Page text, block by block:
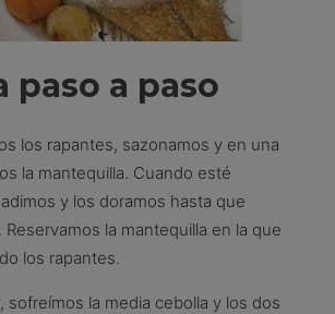
paso a paso
los rapantes, sazonamos y en una
la mantequilla. Cuando esté
y los doramos hasta que
la mantequilla en la que
los rapantes.
sofreímos la media cebolla y los dos